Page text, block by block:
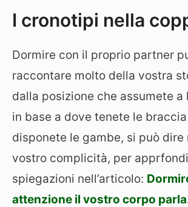
I cronotipi nella
Dormire con il proprio partner
raccontare molto della vostra
dalla posizione che assumete
in base a dove tenete le
disponete le gambe, si può dire
vostro complicità, per
spiegazioni nell’articolo:
attenzione il vostro corpo parla